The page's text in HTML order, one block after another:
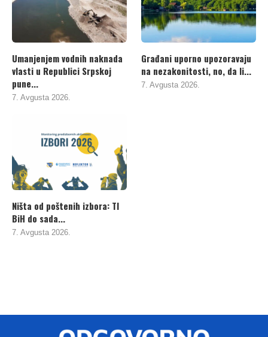
Umanjenjem vodnih naknada
vlasti u Republici Srpskoj
pune...
7. Avgusta 2026.
Građani uporno upozoravaju
na nezakonitosti, no, da li...
7. Avgusta 2026.
Ništa od poštenih izbora: TI
BiH do sada...
7. Avgusta 2026.